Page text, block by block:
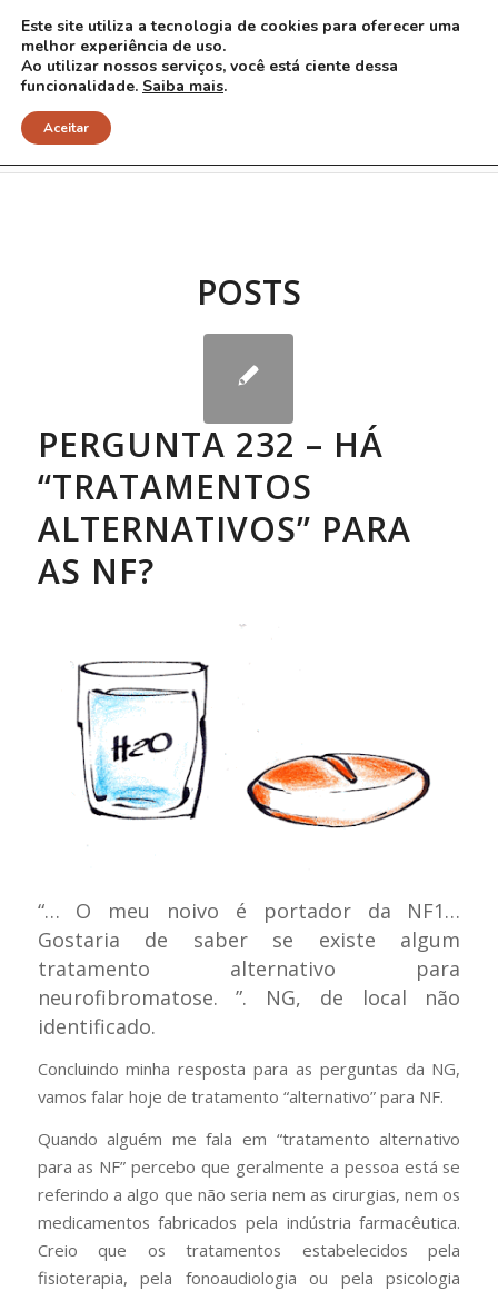
Arquivo para Tag: hidroterapia
POSTS
PERGUNTA 232 – HÁ
“TRATAMENTOS
ALTERNATIVOS” PARA
AS NF?
“… O meu noivo é portador da NF1…
Gostaria de saber se existe algum
tratamento alternativo para
neurofibromatose. ”. NG, de local não
identificado.
Concluindo minha resposta para as perguntas da NG,
vamos falar hoje de tratamento “alternativo” para NF.
Quando alguém me fala em “tratamento alternativo
para as NF” percebo que geralmente a pessoa está se
referindo a algo que não seria nem as cirurgias, nem os
medicamentos fabricados pela indústria farmacêutica.
Creio que os tratamentos estabelecidos pela
fisioterapia, pela fonoaudiologia ou pela psicologia
Este site utiliza a tecnologia de cookies para oferecer uma
melhor experiência de uso.
Ao utilizar nossos serviços, você está ciente dessa
funcionalidade. Saiba mais.
Aceitar